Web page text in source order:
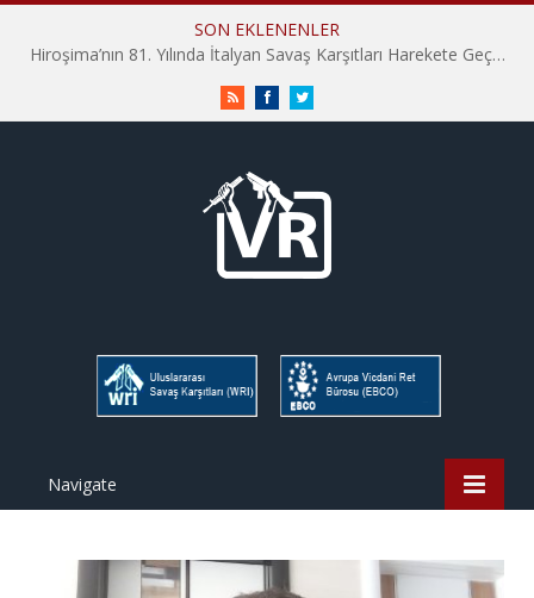
SON EKLENENLER
Hiroşima’nın 81. Yılında İtalyan Savaş Karşıtları Harekete Geçti: “Hatırlamak yeterli değil”
RSS FacebookTwitter
Navigate